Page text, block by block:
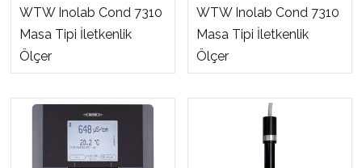
WTW Inolab Cond 7310
Masa Tipi İletkenlik
Ölçer
WTW Inolab Cond 7310
Masa Tipi İletkenlik
Ölçer